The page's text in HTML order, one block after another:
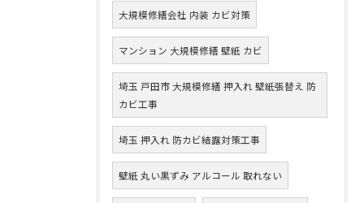
大規模修繕会社 内装 カビ対策
マンション 大規模修繕 壁紙 カビ
埼玉 戸田市 大規模修繕 押入れ 壁紙張替え 防
カビ工事
埼玉 押入れ 防カビ結露対策工事
壁紙 丸い黒ずみ アルコール 取れない